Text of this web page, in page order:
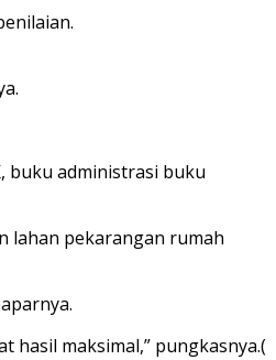
buku administrasi buku
lahan pekarangan rumah
hasil maksimal,” pungkasnya.(